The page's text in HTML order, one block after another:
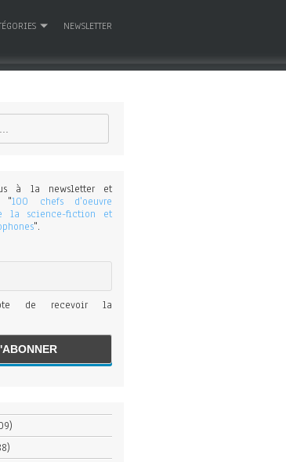
NEWSLETTER
à la newsletter et
"100 chefs d'oeuvre
la science-fiction et
".
de recevoir la